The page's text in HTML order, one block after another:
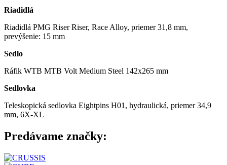
Riadidlá
Riadidlá PMG Riser Riser, Race Alloy, priemer 31,8 mm,
prevýšenie: 15 mm
Sedlo
Ráfik WTB MTB Volt Medium Steel 142x265 mm
Sedlovka
Teleskopická sedlovka Eightpins H01, hydraulická, priemer 34,9
mm, 6X-XL
Predávame značky: